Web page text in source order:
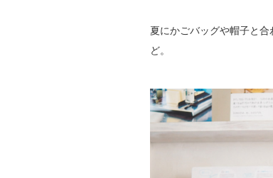
夏にかごバッグや帽子と
ど。